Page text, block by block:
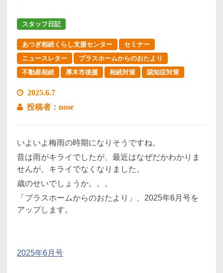
スタッフ日記
あつぎ相続くらし支援センター
セミナー
ニュースレター
プラスホームからのおたより
不動産相続
厚木市後援 相続対策 認知症対策
2025.6.7
投稿者：nose
いよいよ梅雨の時期になりそうですね。
昔は雨がキライでしたが、最近はなぜだかわかりま
せんが、キライでなくなりました。
歳のせいでしょうか。。。
「プラスホームからのおたより」、2025年6月号を
アップします。
2025年6月号